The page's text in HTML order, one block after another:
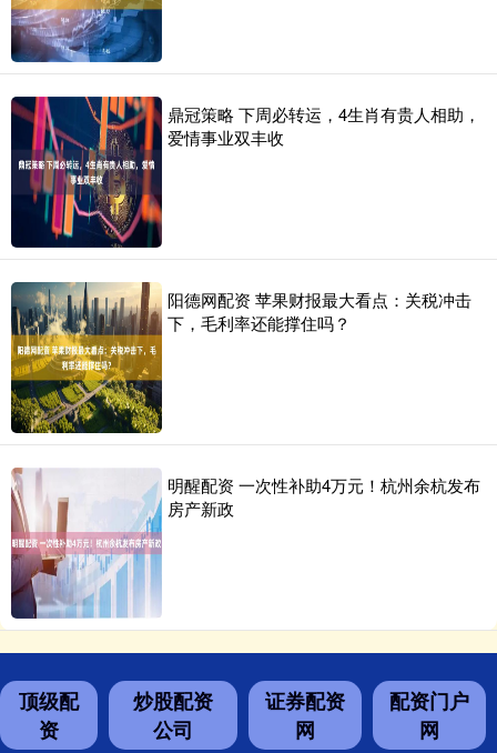
鼎冠策略 下周必转运，4生肖有贵人相助，
爱情事业双丰收
阳德网配资 苹果财报最大看点：关税冲击
下，毛利率还能撑住吗？
明醒配资 一次性补助4万元！杭州余杭发布
房产新政
顶级配
资
炒股配资
公司
证券配资
网
配资门户
网